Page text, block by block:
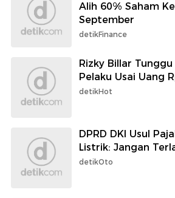
Alih 60% Saham
September
detikFinance
Rizky Billar
Pelaku Usai Uang
detikHot
DPRD DKI Usul
Listrik: Jangan
detikOto